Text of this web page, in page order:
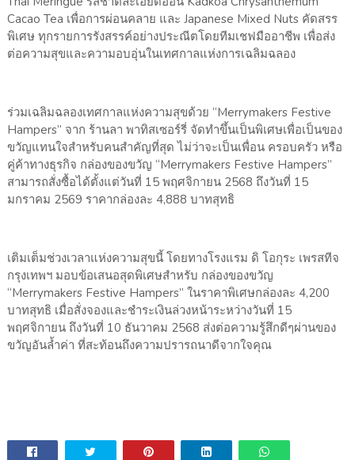
Cacao Tea เพื่อการผ่อนคลาย และ Japanese Mixed Nuts คัดสรร
พิเศษ ทุกรายการรังสรรค์อย่างประณีตโดยทีมเชฟมืออาชีพ เพื่อส่ง
ต่อความสุขและความอบอุ่นในเทศกาลแห่งการเฉลิมฉลอง
ร่วมเฉลิมฉลองเทศกาลแห่งความสุขด้วย “Merrymakers Festive
Hampers” จาก ร้านลา พาทิสเซอร์รี่ จัดทำขึ้นเป็นพิเศษเพื่อเป็นของ
ขวัญแทนใจสำหรับคนสำคัญที่สุด ไม่ว่าจะเป็นเพื่อน ครอบครัว หรือ
คู่ค้าทางธุรกิจ กล่องของขวัญ “Merrymakers Festive Hampers”
สามารถสั่งซื้อได้ตั้งแต่วันที่ 15 พฤศจิกายน 2568 ถึงวันที่ 15
มกราคม 2569 ราคากล่องละ 4,888 บาทสุทธิ
เติมเต็มช่วงเวลาแห่งความสุขนี้ โดยทางโรงแรม ดิ โอกุระ เพรสทีจ
กรุงเทพฯ มอบข้อเสนอสุดพิเศษสำหรับ กล่องของขวัญ
“Merrymakers Festive Hampers” ในราคาพิเศษกล่องละ 4,200
บาทสุทธิ เมื่อสั่งจองและชำระเงินล่วงหน้าระหว่างวันที่ 15
พฤศจิกายน ถึงวันที่ 10 ธันวาคม 2568 ส่งต่อความรู้สึกดีๆผ่านของ
ขวัญอันล้ำค่า ที่สะท้อนถึงความปรารถนาดีจากใจคุณ